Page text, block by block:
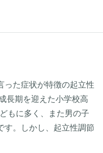
った症状が特徴の起立性
長期を迎えた小学校高
もに多く、また男の子
す。しかし、起立性調節